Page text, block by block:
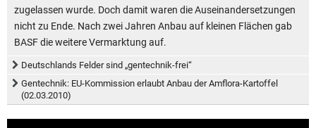
zugelassen wurde. Doch damit waren die Auseinandersetzungen
nicht zu Ende. Nach zwei Jahren Anbau auf kleinen Flächen gab
BASF die weitere Vermarktung auf.
Deutschlands Felder sind „gentechnik-frei“
Gentechnik: EU-Kommission erlaubt Anbau der Amflora-Kartoffel
(02.03.2010)